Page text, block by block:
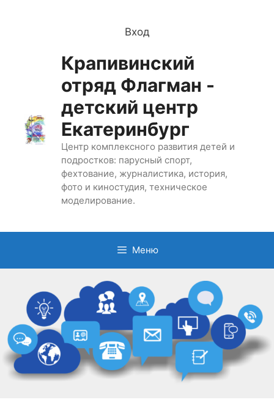
Вход
Крапивинский
отряд Флагман -
детский центр
Екатеринбург
Центр комплексного развития детей и
подростков: парусный спорт,
фехтование, журналистика, история,
фото и киностудия, техническое
моделирование.
Меню